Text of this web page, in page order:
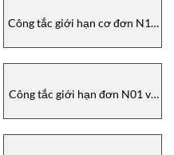
Công tắc giới hạn cơ đơn N10
limit switches N10 Euchner
Công tắc giới hạn đơn N01 và